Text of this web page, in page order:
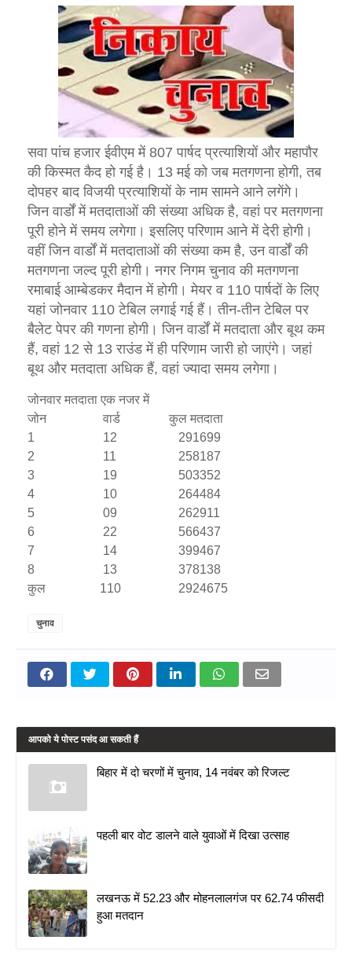
सवा पांच हजार ईवीएम में 807 पार्षद प्रत्याशियों और महापौर
की किस्मत कैद हो गई है। 13 मई को जब मतगणना होगी, तब
दोपहर बाद विजयी प्रत्याशियों के नाम सामने आने लगेंगे।
जिन वार्डों में मतदाताओं की संख्या अधिक है, वहां पर मतगणना
पूरी होने में समय लगेगा। इसलिए परिणाम आने में देरी होगी।
वहीं जिन वार्डों में मतदाताओं की संख्या कम है, उन वार्डों की
मतगणना जल्द पूरी होगी। नगर निगम चुनाव की मतगणना
रमाबाई आम्बेडकर मैदान में होगी। मेयर व 110 पार्षदों के लिए
यहां जोनवार 110 टेबिल लगाई गई हैं। तीन-तीन टेबिल पर
बैलेट पेपर की गणना होगी। जिन वार्डों में मतदाता और बूथ कम
हैं, वहां 12 से 13 राउंड में ही परिणाम जारी हो जाएंगे। जहां
बूथ और मतदाता अधिक हैं, वहां ज्यादा समय लगेगा।
जोनवार मतदाता एक नजर में
जोन
वार्ड
कुल मतदाता
1
12
291699
2
11
258187
3
19
503352
4
10
264484
5
09
262911
6
22
566437
7
14
399467
8
13
378138
कुल
110 2924675
चुनाव
आपको ये पोस्ट पसंद आ सकती हैं
बिहार में दो चरणों में चुनाव, 14 नवंबर को रिजल्ट
पहली बार वोट डालने वाले युवाओं में दिखा उत्साह
लखनऊ में 52.23 और मोहनलालगंज पर 62.74 फीसदी
हुआ मतदान